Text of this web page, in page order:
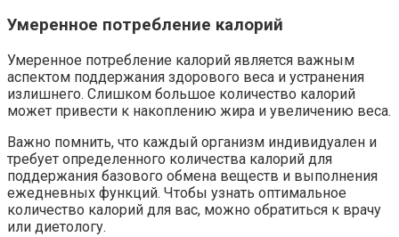
Умеренное потребление калорий
Умеренное потребление калорий является важным
аспектом поддержания здорового веса и устранения
излишнего. Слишком большое количество калорий
может привести к накоплению жира и увеличению веса.
Важно помнить, что каждый организм индивидуален и
требует определенного количества калорий для
поддержания базового обмена веществ и выполнения
ежедневных функций. Чтобы узнать оптимальное
количество калорий для вас, можно обратиться к врачу
или диетологу.